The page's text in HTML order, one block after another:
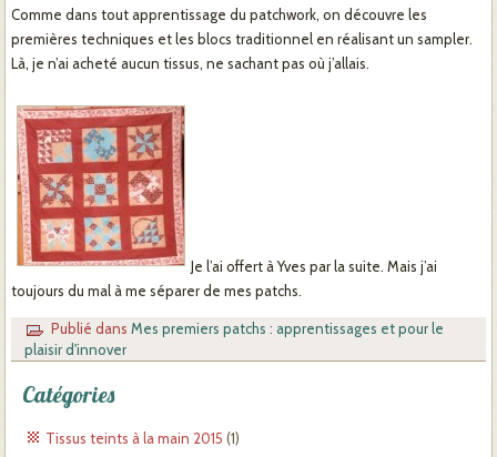
Comme dans tout apprentissage du patchwork, on découvre les
premières techniques et les blocs traditionnel en réalisant un sampler.
Là, je n’ai acheté aucun tissus, ne sachant pas où j’allais.
Je l’ai offert à Yves par la suite. Mais j’ai
toujours du mal à me séparer de mes patchs.
Publié dans Mes premiers patchs : apprentissages et pour le
plaisir d'innover
Catégories
Tissus teints à la main 2015 (1)